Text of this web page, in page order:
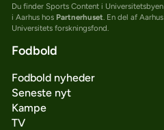
Du finder Sports Content i Universitetsbyen
i Aarhus hos Partnerhuset. En del af Aarhus
Universitets forskningsfond.
Fodbold
Fodbold nyheder
Seneste nyt
Kampe
TV